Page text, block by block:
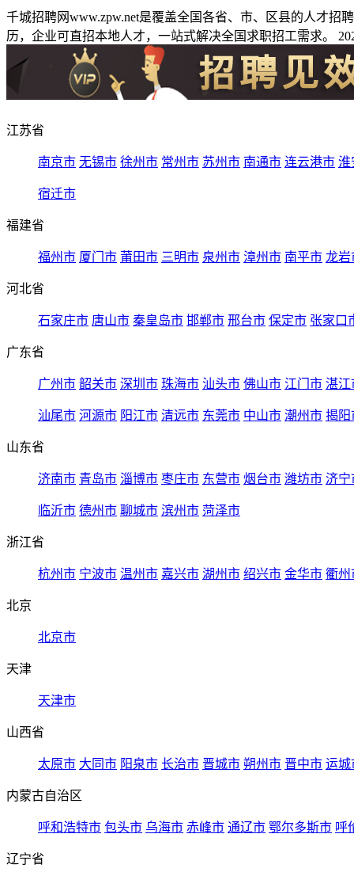
千城招聘网www.zpw.net是覆盖全国各省、市、区县的人才
历，企业可直招本地人才，一站式解决全国求职招工需求。
江苏省
南京市 无锡市 徐州市 常州市 苏州市 南通市 连云港市 淮
宿迁市
福建省
福州市 厦门市 莆田市 三明市 泉州市 漳州市 南平市 龙岩
河北省
石家庄市 唐山市 秦皇岛市 邯郸市 邢台市 保定市 张家口
广东省
广州市 韶关市 深圳市 珠海市 汕头市 佛山市 江门市 湛江
汕尾市 河源市 阳江市 清远市 东莞市 中山市 潮州市 揭阳
山东省
济南市 青岛市 淄博市 枣庄市 东营市 烟台市 潍坊市 济宁
临沂市 德州市 聊城市 滨州市 菏泽市
浙江省
杭州市 宁波市 温州市 嘉兴市 湖州市 绍兴市 金华市 衢州
北京
北京市
天津
天津市
山西省
太原市 大同市 阳泉市 长治市 晋城市 朔州市 晋中市 运城
内蒙古自治区
呼和浩特市 包头市 乌海市 赤峰市 通辽市 鄂尔多斯市 呼
辽宁省